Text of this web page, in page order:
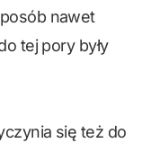
nawet
tej pory były
się też do